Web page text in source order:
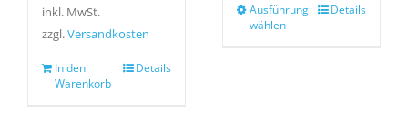
inkl. MwSt.
zzgl.Versandkosten
In den
Warenkorb
Details
Ausführung
wählen
Details